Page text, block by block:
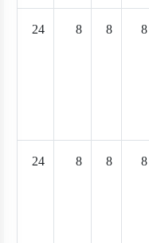
8
8
8
24
8
8
8
24